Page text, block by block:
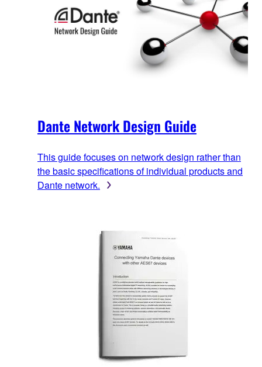
Dante Network Design Guide
This guide focuses on network design rather than
the basic specifications of individual products and
Dante network.